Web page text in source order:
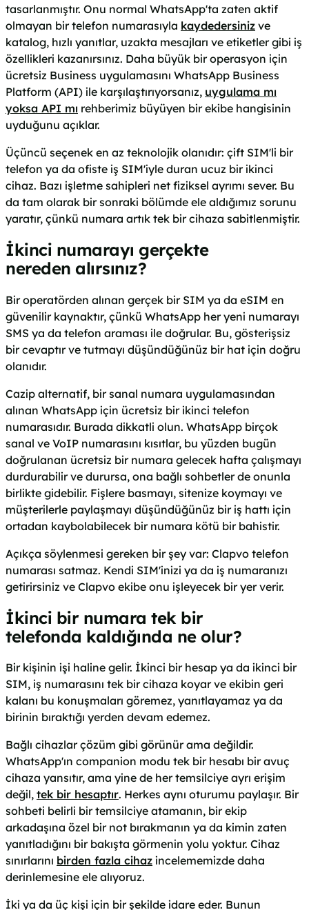
tasarlanmıştır. Onu normal WhatsApp'ta zaten aktif
olmayan bir telefon numarasıyla kaydedersiniz ve
katalog, hızlı yanıtlar, uzakta mesajları ve etiketler gibi iş
özellikleri kazanırsınız. Daha büyük bir operasyon için
ücretsiz Business uygulamasını WhatsApp Business
Platform (API) ile karşılaştırıyorsanız, uygulama mı
yoksa API mı rehberimiz büyüyen bir ekibe hangisinin
uyduğunu açıklar.
Üçüncü seçenek en az teknolojik olanıdır: çift SIM'li bir
telefon ya da ofiste iş SIM'iyle duran ucuz bir ikinci
cihaz. Bazı işletme sahipleri net fiziksel ayrımı sever. Bu
da tam olarak bir sonraki bölümde ele aldığımız sorunu
yaratır, çünkü numara artık tek bir cihaza sabitlenmiştir.
İkinci numarayı gerçekte
nereden alırsınız?
Bir operatörden alınan gerçek bir SIM ya da eSIM en
güvenilir kaynaktır, çünkü WhatsApp her yeni numarayı
SMS ya da telefon araması ile doğrular. Bu, gösterişsiz
bir cevaptır ve tutmayı düşündüğünüz bir hat için doğru
olanıdır.
Cazip alternatif, bir sanal numara uygulamasından
alınan WhatsApp için ücretsiz bir ikinci telefon
numarasıdır. Burada dikkatli olun. WhatsApp birçok
sanal ve VoIP numarasını kısıtlar, bu yüzden bugün
doğrulanan ücretsiz bir numara gelecek hafta çalışmayı
durdurabilir ve durursa, ona bağlı sohbetler de onunla
birlikte gidebilir. Fişlere basmayı, sitenize koymayı ve
müşterilerle paylaşmayı düşündüğünüz bir iş hattı için
ortadan kaybolabilecek bir numara kötü bir bahistir.
Açıkça söylenmesi gereken bir şey var: Clapvo telefon
numarası satmaz. Kendi SIM'inizi ya da iş numaranızı
getirirsiniz ve Clapvo ekibe onu işleyecek bir yer verir.
İkinci bir numara tek bir
telefonda kaldığında ne olur?
Bir kişinin işi haline gelir. İkinci bir hesap ya da ikinci bir
SIM, iş numarasını tek bir cihaza koyar ve ekibin geri
kalanı bu konuşmaları göremez, yanıtlayamaz ya da
birinin bıraktığı yerden devam edemez.
Bağlı cihazlar çözüm gibi görünür ama değildir.
WhatsApp'ın companion modu tek bir hesabı bir avuç
cihaza yansıtır, ama yine de her temsilciye ayrı erişim
değil, tek bir hesaptır. Herkes aynı oturumu paylaşır. Bir
sohbeti belirli bir temsilciye atamanın, bir ekip
arkadaşına özel bir not bırakmanın ya da kimin zaten
yanıtladığını bir bakışta görmenin yolu yoktur. Cihaz
sınırlarını birden fazla cihaz incelememizde daha
derinlemesine ele alıyoruz.
İki ya da üç kişi için bir şekilde idare eder. Bunun